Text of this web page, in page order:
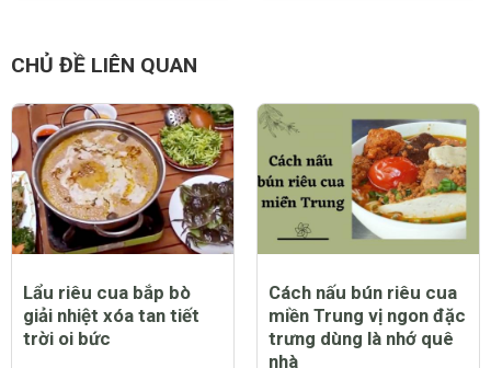
CHỦ ĐỀ LIÊN QUAN
Lẩu riêu cua bắp bò
giải nhiệt xóa tan tiết
trời oi bức
Cách nấu bún riêu cua
miền Trung vị ngon đặc
trưng dùng là nhớ quê
nhà